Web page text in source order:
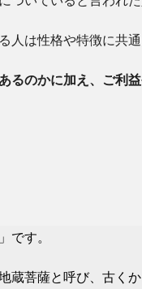
人は性格や特徴に共通
るのかに加え、ご利
です。
蔵菩薩と呼び、古く